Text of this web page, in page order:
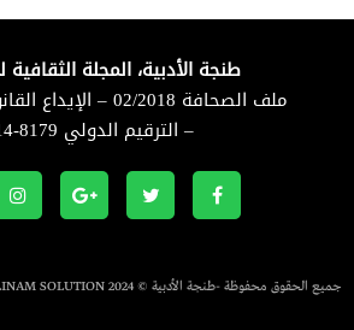
طنجة الأدبية، المجلة
– الترقيم الدولي 8179-1114
جميع الحقوق محفوظة -طنجة الأدبية © 2024 Conception: SOLUTION